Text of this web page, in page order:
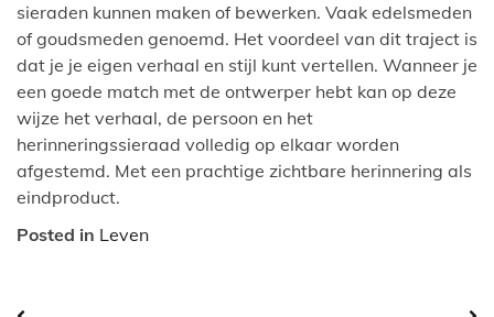
sieraden kunnen maken of bewerken. Vaak edelsmeden
of goudsmeden genoemd. Het voordeel van dit traject is
dat je je eigen verhaal en stijl kunt vertellen. Wanneer je
een goede match met de ontwerper hebt kan op deze
wijze het verhaal, de persoon en het
herinneringssieraad volledig op elkaar worden
afgestemd. Met een prachtige zichtbare herinnering als
eindproduct.
Posted in Leven